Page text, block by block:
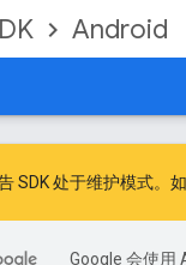
Android
SDK 处于维护模式。
Google 会使用